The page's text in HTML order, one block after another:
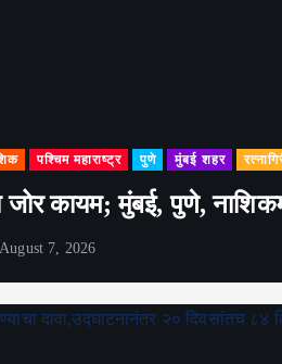
पश्चिम महाराष्ट्र पुणे मुंबई शहर
जोर कायम; मुंबई, पुणे,
August 7, 2026